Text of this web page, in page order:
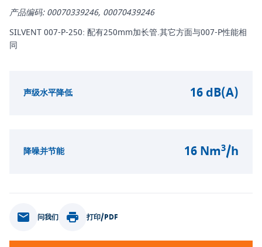
产品编码: 00070339246, 00070439246
SILVENT 007-P-250: 配有250mm加长管.其它方面与007-P性能相
同
声级水平降低 16 dB(A)
降噪并节能 16 Nm3/h
问我们 打印/PDF